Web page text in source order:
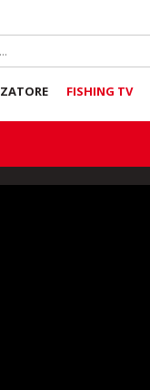
FISHING TV